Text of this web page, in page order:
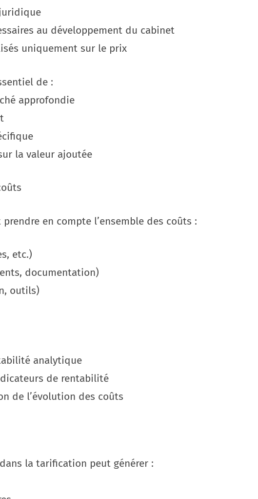
au développement du cabinet
uniquement sur le prix
de :
approfondie
la valeur ajoutée
en compte l’ensemble des coûts :
etc.)
documentation)
outils)
analytique
de rentabilité
de l’évolution des coûts
la tarification peut générer :